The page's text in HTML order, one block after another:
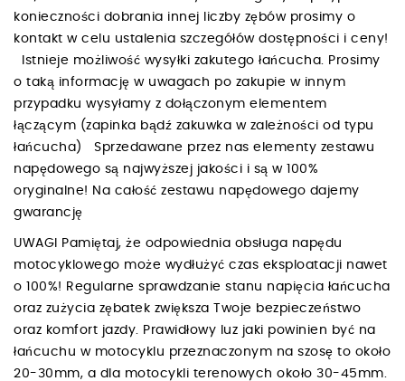
konieczności dobrania innej liczby zębów prosimy o
kontakt w celu ustalenia szczegółów dostępności i ceny!
Istnieje możliwość wysyłki zakutego łańcucha. Prosimy
o taką informację w uwagach po zakupie w innym
przypadku wysyłamy z dołączonym elementem
łączącym (zapinka bądź zakuwka w zależności od typu
łańcucha) Sprzedawane przez nas elementy zestawu
napędowego są najwyższej jakości i są w 100%
oryginalne! Na całość zestawu napędowego dajemy
gwarancję
UWAGI Pamiętaj, że odpowiednia obsługa napędu
motocyklowego może wydłużyć czas eksploatacji nawet
o 100%! Regularne sprawdzanie stanu napięcia łańcucha
oraz zużycia zębatek zwiększa Twoje bezpieczeństwo
oraz komfort jazdy. Prawidłowy luz jaki powinien być na
łańcuchu w motocyklu przeznaczonym na szosę to około
20-30mm, a dla motocykli terenowych około 30-45mm.